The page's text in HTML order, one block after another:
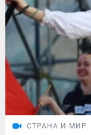
СТРАНА И МИР